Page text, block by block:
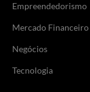
Empreendedorismo
Mercado Financeiro
Negócios
Tecnologia